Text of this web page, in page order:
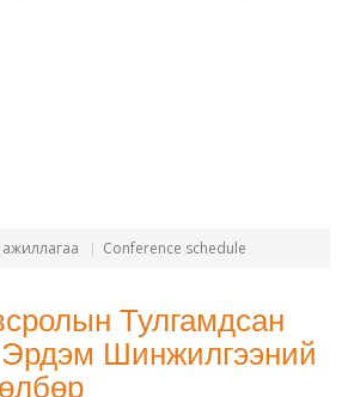
Conference schedule
Тулгамдсан
Эрдэм Шинжилгээний